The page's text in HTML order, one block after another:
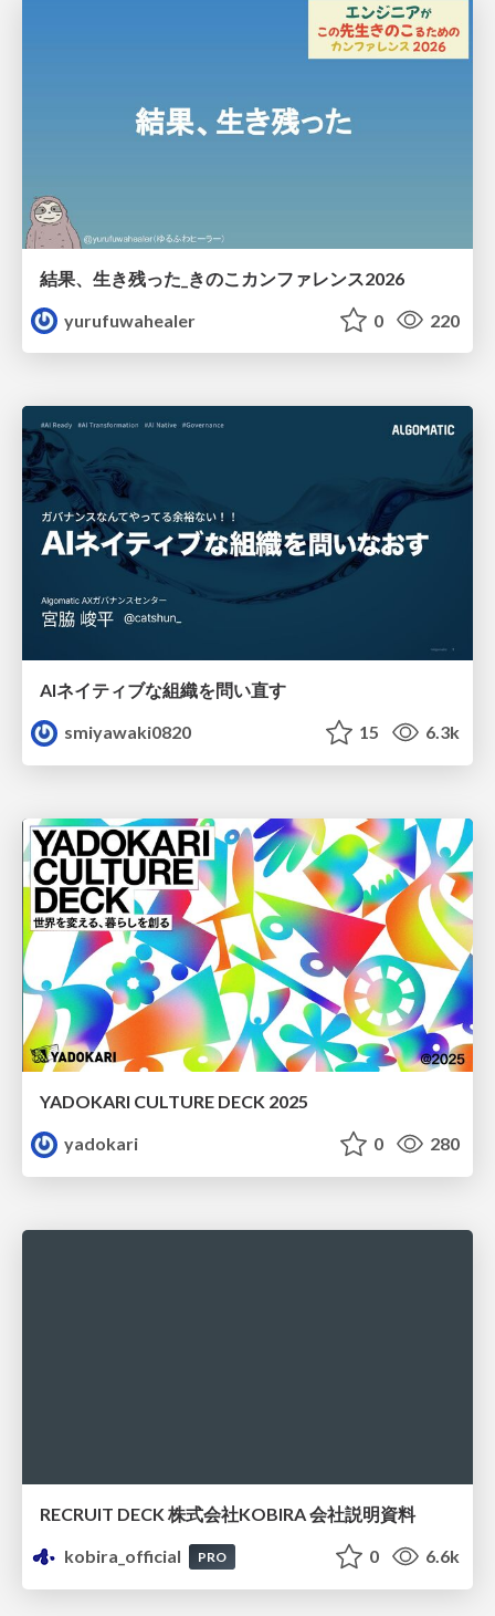
結果、生き残った_きのこカンファレンス2026
yurufuwahealer
0 220
AIネイティブな組織を問い直す
smiyawaki0820
15 6.3k
YADOKARI CULTURE DECK 2025
yadokari
0 280
RECRUIT DECK 株式会社KOBIRA 会社説明資料
kobira_official
PRO 0 6.6k